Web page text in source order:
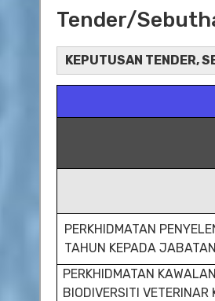
Tender/
KEPUTUSAN TENDER,
PERKHIDMATAN
TAHUN KEPADA
PERKHIDMATAN
BIODIVERSITI